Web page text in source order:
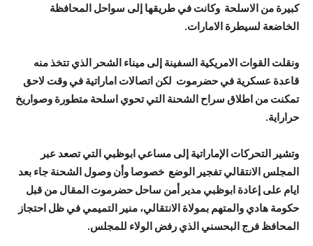
كبيرة من الاسلحة وكانت في طريقها إلى سواحل المحافظة
الخاضعة لسيطرة الامارات.
ونقلت القوات الامريكية السفينة إلى ميناء الشحر الذي تتخذ منه
قاعدة عسكرية في حضرموت لكن اتصالات اماراتية في وقت لاحق
تمكنت من اطلاق سراح الشحنة التي تحوي اسلحة متطورة وصواريخ
حراراية.
وتشير التحركات الإماراتية إلى مساعي ابوظبي التي تصعد عبر
المجلس الانتقالي تفجير الوضع خصوصا وأن وصول الشحنة جاء بعد
ايام على إعادة ابوظبي مدير أمن ساحل حضرموت المقال من قبل
حكومة هادي والمتهم بمولاة الانتقالي، منير التميمي في ظل احتجاز
المحافظ فرج البحسني الذي رفض الولاء للمجلس.